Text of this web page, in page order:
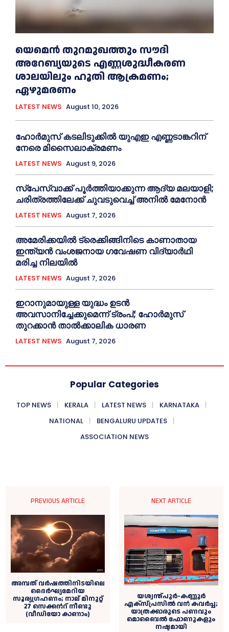
യെമെൻ തുറമുഖത്തും സൗദി
അറേബ്യയുടെ എണ്ണശുദ്ധീകരണ
ശാലയിലും ഹൂതി ആക്രമണം;
ഏഴുമരണം
LATEST NEWS August 10, 2026
ഹോര്‍മുസ് കടലിടുക്കില്‍ യുഎഇ എണ്ണടാങ്കറിന്
നേരെ മിസൈലാക്രമണം
LATEST NEWS August 9, 2026
സ്‌പേസ്‌വാക്ക് പൂര്‍ത്തിയാക്കുന്ന ആദ്യ മലയാളി;
ചരിത്രത്തിലേക്ക് ചുവടുവെച്ച്‌ അനില്‍ മേനോൻ
LATEST NEWS August 7, 2026
അമേരിക്കയില്‍ ട്രെക്കിങ്ങിനിടെ കാണാതായ
ഇന്ത്യൻ വംശജനായ ഗവേഷണ വിദ്യാര്‍ഥി
മരിച്ച നിലയില്‍
LATEST NEWS August 7, 2026
ഇറാനുമായുള്ള യുദ്ധം ഉടൻ
അവസാനിച്ചേക്കുമെന്ന് ട്രംപ്; ഹോർമുസ്
തുറക്കാൻ താൽക്കാലിക ധാരണ
LATEST NEWS August 7, 2026
Popular Categories
TOP NEWS KERALA LATEST NEWS
KARNATAKA
NATIONAL
BENGALURU UPDATES
ASSOCIATION NEWS
PREVIOUS ARTICLE
അമ്പത് വ‍ര്‍ഷത്തിനിടയിലെ
ദൈര്‍ഘ്യമേറിയ
സൂര്യഗ്രഹണം; നാല് മിനുറ്റ്
27 സെക്കൻറ് നീണ്ടു
(വീഡിയോ കാണാം)
NEXT ARTICLE
യശ്വന്ത്പുർ-കണ്ണൂർ
എക്സ്പ്രസിൽ വൻ കവർച്ച;
യാത്രക്കാരുടെ പണവും
മൊബൈൽ ഫോണുകളും
നഷ്ടമായി